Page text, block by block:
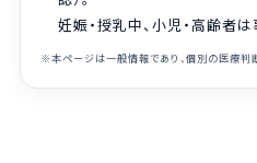
妊娠・授乳中、小児・高齢者
※本ページは一般情報であり、個別の医療判